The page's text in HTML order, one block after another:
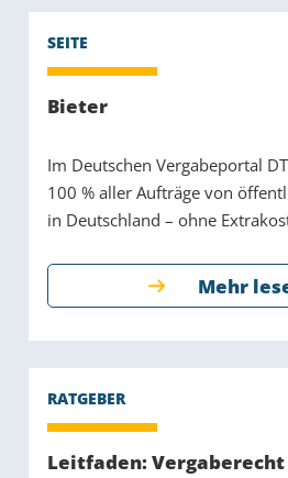
Bieter
Im Deutschen Vergabeportal
100 % aller Aufträge von
in Deutschland – ohne
Mehr
Leitfaden: